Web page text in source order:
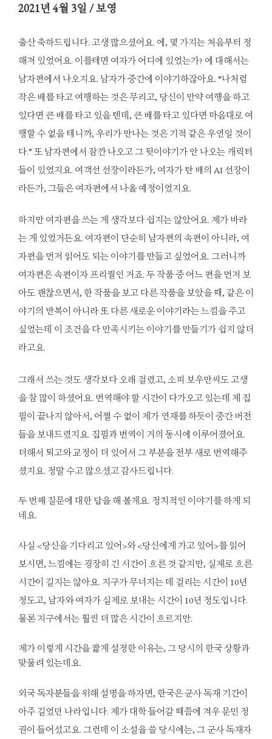
2021년 4월 3일 / 보영
출산 축하드립니다. 고생 많으셨어요. 에, 몇 가지는 처음부터 정
해져 있었어요. 이를테면 여자가 어디에 있었는가? 에 대해서는
남자편에서 나오지요. 남자가 중간에 이야기하잖아요. “나처럼
작은 배를 타고 여행하는 것은 무리고, 당신이 만약 여행을 하고
있다면 큰 배를 타고 있을 텐데, 큰 배를 타고 있다면 마음대로 여
행할 수 없을 테니까, 우리가 만나는 것은 기적 같은 우연일 것이
다.” 또 남자편에서 잠깐 나오고 그 뒷이야기가 안 나오는 캐릭터
들이 있었지요. 여객선 선장이라든가, 여자가 탄 배의 AI 선장이
라든가, 그들은 여자편에서 나올 예정이었지요.
하지만 여자편을 쓰는 게 생각보다 쉽지는 않았어요. 제가 바라
는 게 있었거든요. 여자편이 단순히 남자편의 속편이 아니라, 여
자편을 먼저 읽어도 되는 이야기를 만들고 싶었어요. 그러니까
여자편은 속편이자 프리퀄인 거죠. 두 작품 중 어느 편을 먼저 보
아도 괜찮으면서, 한 작품을 보고 다른 작품을 보았을 때, 같은 이
야기의 반복이 아니라 또 다른 새로운 이야기라는 느낌을 주고
싶었는데 이 조건을 다 만족시키는 이야기를 만들기가 쉽지 않더
라고요.
그래서 쓰는 것도 생각보다 오래 걸렸고, 소피 보우만씨도 고생
을 참 많이 하셨어요. 번역해야 할 시간이 다가오고 있는데 제 집
필이 끝나지 않아서, 어쩔 수 없이 제가 연재를 하듯이 중간 버전
들을 보내드렸지요. 집필과 번역이 거의 동시에 이루어졌어요.
더해서 퇴고와 교정이 더 있어서 그 부분을 전부 새로 번역해주
셨지요. 정말 수고 많으셨고 감사드립니다.
두 번째 질문에 대한 답을 해 볼게요. 정치적인 이야기를 하게 되
네요.
사실 <당신을 기다리고 있어>와 <당신에게 가고 있어>를 읽어
보시면, 느낌에는 굉장히 긴 시간이 흐른 것 같지만, 실제로 흐른
시간이 길지는 않아요. 지구가 무너지는 데 걸리는 시간이 10년
정도고, 남자와 여자가 실제로 보내는 시간이 10년 정도입니다.
물론 지구에서는 훨씬 더 많은 시간이 흐르지만.
제가 이렇게 시간을 짧게 설정한 이유는, 그 당시의 한국 상황과
맞물려 있는데요.
외국 독자분들을 위해 설명을 하자면, 한국은 군사 독재 기간이
아주 길었던 나라입니다. 제가 대학 들어갈 때쯤에 겨우 문민 정
권이 들어섰고요. 그런데 이 소설을 쓸 당시에는, 그 군사 독재자